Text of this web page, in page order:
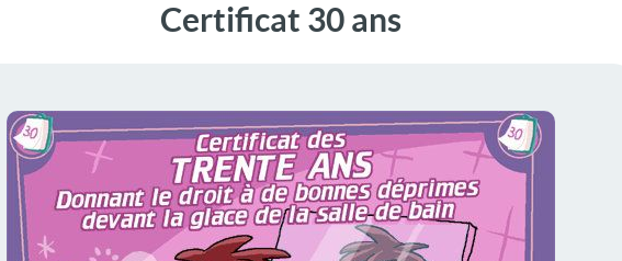
Certificat 30 ans